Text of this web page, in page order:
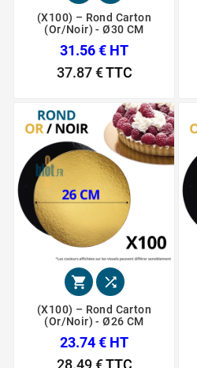
(X100) – Rond Carton
(Or/Noir) - Ø30 CM
31.56 € HT
37.87 €TTC
 
(X100) – Rond Carton
(Or/Noir) - Ø26 CM
23.74 € HT